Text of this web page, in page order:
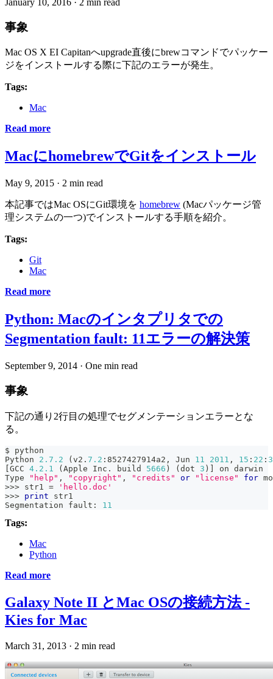
January 10, 2016 · 2 min read
事象
Mac OS X EI Capitanへupgrade直後にbrewコマンドでパッケー
ジをインストールする際に下記のエラーが発生。
Tags:
Mac
Read more
MacにhomebrewでGitをインストール
May 9, 2015 · 2 min read
本記事ではMac OSにGit環境を homebrew (Macパッケージ管
理システムの一つ)でインストールする手順を紹介。
Tags:
Git
Mac
Read more
Python: Macのインタプリタでの
Segmentation fault: 11エラーの解決策
September 9, 2014 · One min read
事象
下記の通り2行目の処理でセグメンテーションエラーとな
る。
$ python
Python 2.7 .2 (v2 . 7.2 : 8527427914a2 , Jun 11 2011 , 15 : 22 :
[GCC 4.2 .1 (Apple Inc . build 5666 ) (dot 3 ) ]
on darwin
Type
"help" , "copyright" , "credits" or "license" for
>>> str1 =
'hello.doc'
>>> print str1
Segmentation fault : 11
Tags:
Mac
Python
Read more
Galaxy Note II とMac OSの接続方法 -
Kies for Mac
March 31, 2013 · 2 min read